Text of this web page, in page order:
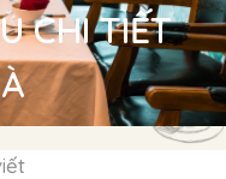
CHI TIẾT